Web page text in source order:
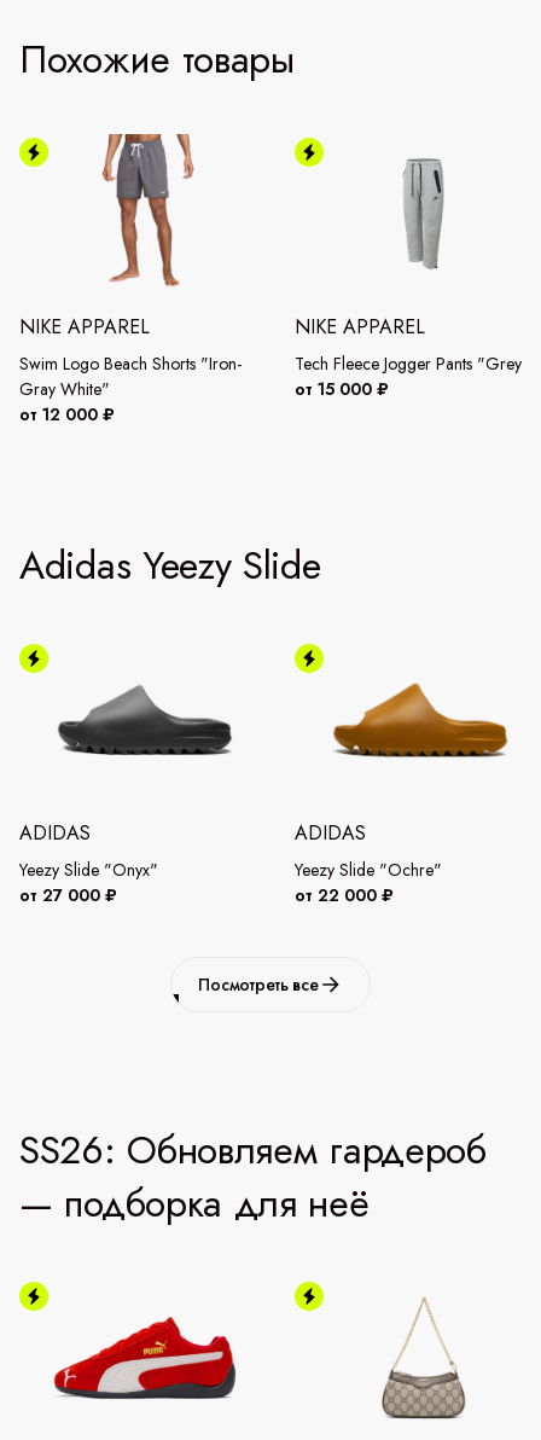
Похожие товары
NIKE APPAREL
Swim Logo Beach Shorts "Iron-
Gray White"
от 12 000 ₽
NIKE APPAREL
Tech Fleece Jogger Pants "Grey"
от 15 000 ₽
Adidas Yeezy Slide
ADIDAS
Yeezy Slide "Onyx"
от 27 000 ₽
ADIDAS
Yeezy Slide "Ochre"
от 22 000 ₽
Посмотреть все
SS26: Обновляем гардероб
— подборка для неё